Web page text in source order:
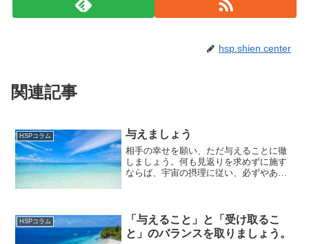
hsp.shien.center
関連記事
HSPコラム 与えましょう
相手の幸せを願い、ただ与えることに徹
しましょう。何も見返りを求めずに施す
ならば、宇宙の摂理に従い、必ずやあな
配することなどなく、ただ...
HSPコラム
「与えること」と「受け取るこ
と」のバランスを取りましょう。